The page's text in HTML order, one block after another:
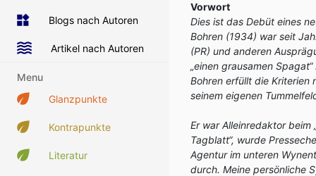
Blogs nach Autoren
Artikel nach Autoren
Menu
Glanzpunkte
Kontrapunkte
Literatur
Vorwort
Dies ist das Debüt eines
Bohren (1934) war seit
(PR) und anderen
„einen grausamen
Bohren erfüllt die Kriterien
seinem eigenen
Er war Alleinredaktor beim
Tagblatt“, wurde
Agentur im unteren
durch. Meine persönliche